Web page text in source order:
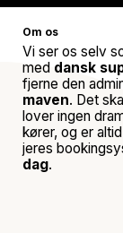
Om os
Vi ser os selv
med dansk
fjerne den
maven. Det
lover ingen
kører, og er
jeres
dag.